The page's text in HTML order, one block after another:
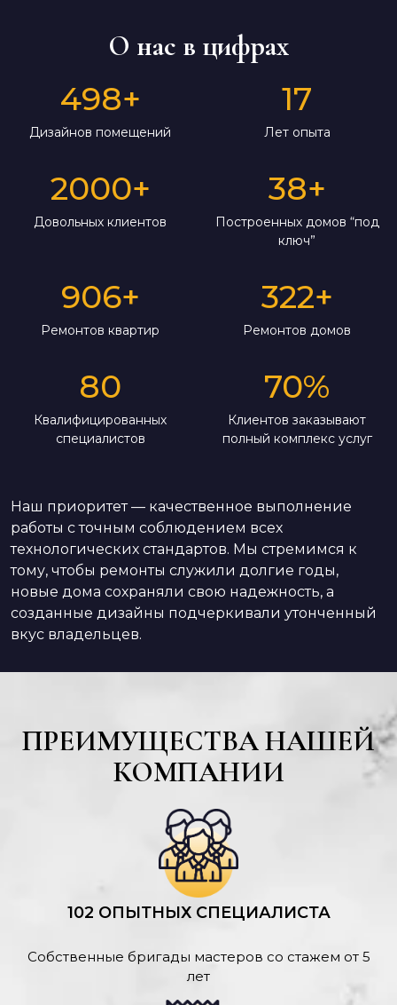
О нас в цифрах
498+
Дизайнов помещений
17
Лет опыта
2000+
Довольных клиентов
38+
Построенных домов “под
ключ”
906+
Ремонтов квартир
322+
Ремонтов домов
80
Квалифицированных
специалистов
70%
Клиентов заказывают
полный комплекс услуг
Наш приоритет — качественное выполнение
работы с точным соблюдением всех
технологических стандартов. Мы стремимся к
тому, чтобы ремонты служили долгие годы,
новые дома сохраняли свою надежность, а
созданные дизайны подчеркивали утонченный
вкус владельцев.
ПРЕИМУЩЕСТВА НАШЕЙ
КОМПАНИИ
102 ОПЫТНЫХ СПЕЦИАЛИСТА
Собственные бригады мастеров со стажем от 5
лет